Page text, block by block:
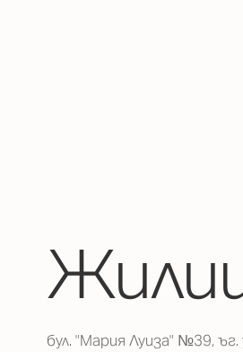
бул. "Мария Луиза" №39, ъг.